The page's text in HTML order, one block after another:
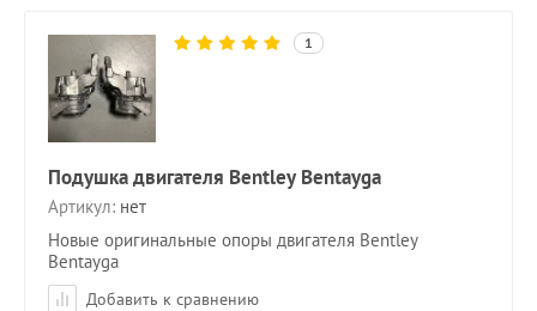
1
Подушка двигателя Bentley Bentayga
Артикул: нет
Новые оригинальные опоры двигателя Bentley
Bentayga
Добавить к сравнению